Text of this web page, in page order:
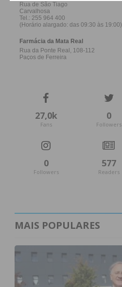
27,0k
Fans
0
Followers
0
Followers
577
Readers
MAIS POPULARES